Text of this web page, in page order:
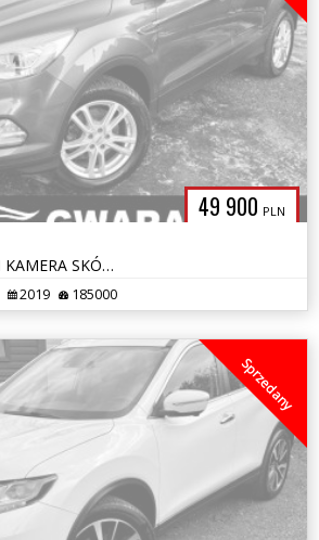
49 900 PLN
2.0TDCi 150KM NAVI KAMERA SKÓRA Bi-XENON ALU 2xPDC Grz.Fotele El.Klapa
2019 185000
Sprzedany